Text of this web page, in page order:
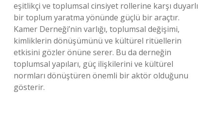
eşitlikçi ve toplumsal cinsiyet rollerine karşı duyarlı
bir toplum yaratma yönünde güçlü bir araçtır.
Kamer Derneği’nin varlığı, toplumsal değişimi,
kimliklerin dönüşümünü ve kültürel ritüellerin
etkisini gözler önüne serer. Bu da derneğin
toplumsal yapıları, güç ilişkilerini ve kültürel
normları dönüştüren önemli bir aktör olduğunu
gösterir.